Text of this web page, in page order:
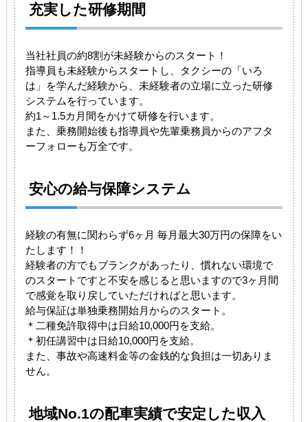
充実した研修期間
当社社員の約8割が未経験からのスタート！
指導員も未経験からスタートし、タクシーの「いろ
は」を学んだ経験から、未経験者の立場に立った研修
システムを行っています。
約1～1.5カ月間をかけて研修を行います。
また、乗務開始後も指導員や先輩乗務員からのアフタ
ーフォローも万全です。
安心の給与保障システム
経験の有無に関わらず6ヶ月 毎月最大30万円の保障をい
たします！！
経験者の方でもブランクがあったり、慣れない環境で
のスタートですと不安を感じると思いますので3ヶ月間
で感覚を取り戻していただければと思います。
給与保証は単独乗務開始月からのスタート。
＊二種免許取得中は日給10,000円を支給。
＊初任講習中は日給10,000円を支給。
また、事故や高速料金等の金銭的な負担は一切ありま
せん。
地域No.1の配車実績で安定した収入